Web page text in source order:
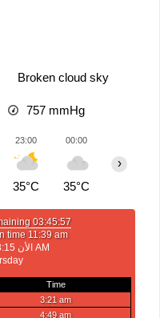
Broken cloud sky
757 mmHg
23:00
35°C
00:00
35°C
›